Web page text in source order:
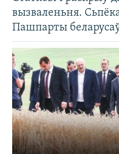
вызваленьня.
Пашпарты